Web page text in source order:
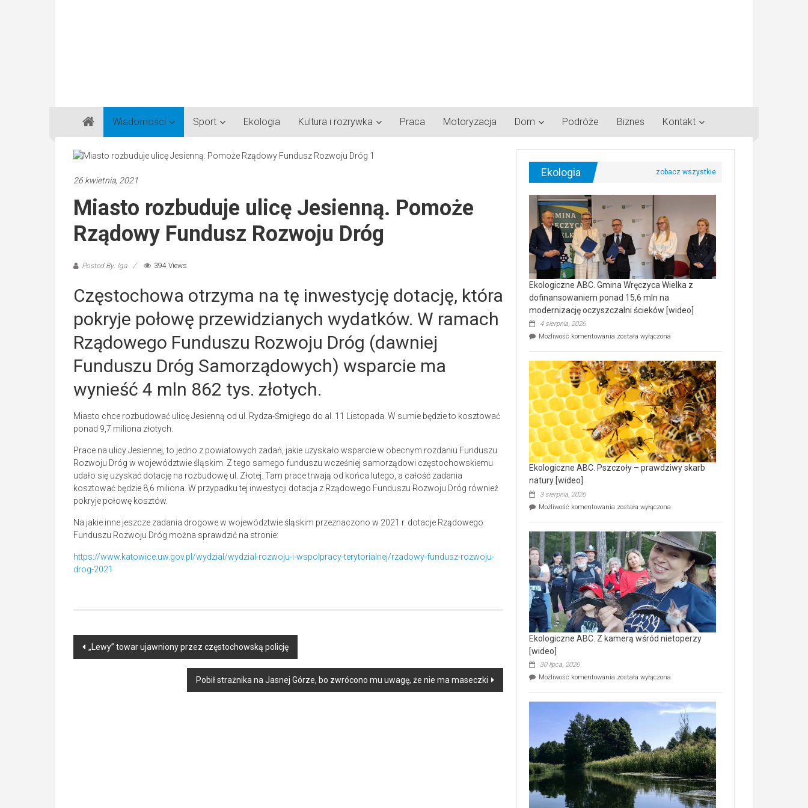
Gazeta
Regionalna
Częstochowa,
Lubliniec,
Wiadomości Sport Ekologia Kultura i rozrywka Praca Motoryzacja Dom Podróże Biznes Kontakt
26 kwietnia, 2021
Miasto rozbuduje ulicę Jesienną. Pomoże
Rządowy Fundusz Rozwoju Dróg
Posted By: Iga 394 Views
Częstochowa otrzyma na tę inwestycję dotację, która
pokryje połowę przewidzianych wydatków. W ramach
Rządowego Funduszu Rozwoju Dróg (dawniej
Funduszu Dróg Samorządowych) wsparcie ma
wynieść 4 mln 862 tys. złotych.
Miasto chce rozbudować ulicę Jesienną od ul. Rydza-Śmigłego do al. 11 Listopada. W sumie będzie to kosztować
ponad 9,7 miliona złotych.
Prace na ulicy Jesiennej, to jedno z powiatowych zadań, jakie uzyskało wsparcie w obecnym rozdaniu Funduszu
Rozwoju Dróg w województwie śląskim. Z tego samego funduszu wcześniej samorządowi częstochowskiemu
udało się uzyskać dotację na rozbudowę ul. Złotej. Tam prace trwają od końca lutego, a całość zadania
kosztować będzie 8,6 miliona. W przypadku tej inwestycji dotacja z Rządowego Funduszu Rozwoju Dróg również
pokryje połowę kosztów.
Na jakie inne jeszcze zadania drogowe w województwie śląskim przeznaczono w 2021 r. dotacje Rządowego
Funduszu Rozwoju Dróg można sprawdzić na stronie:
https://www.katowice.uw.gov.pl/wydzial/wydzial-rozwoju-i-wspolpracy-terytorialnej/rzadowy-fundusz-rozwoju-
drog-2021
Post
„Lewy” towar ujawniony przez częstochowską policję
Pobił strażnika na Jasnej Górze, bo zwrócono mu uwagę, że nie ma maseczki
Ekologia
Ekologiczne ABC. Gmina Wręczyca Wielka z
dofinansowaniem ponad 15,6 mln na
modernizację oczyszczalni ścieków [wideo]
4 sierpnia, 2026
Możliwość komentowania Ekologiczne
Wręczyca
Wielka
z
dofinansowaniem
ponad
15,6
mln
na
modernizację
oczyszczalni
ścieków
[wideo]
została wyłączona
Ekologiczne ABC. Pszczoły – prawdziwy skarb
natury [wideo]
3 sierpnia, 2026
Możliwość komentowania Ekologiczne
–
prawdziwy
skarb
natury
[wideo]
została wyłączona
Ekologiczne ABC. Z kamerą wśród nietoperzy
[wideo]
30 lipca, 2026
Możliwość komentowania Ekologiczne
wśród
nietoperzy
[wideo]
została wyłączona